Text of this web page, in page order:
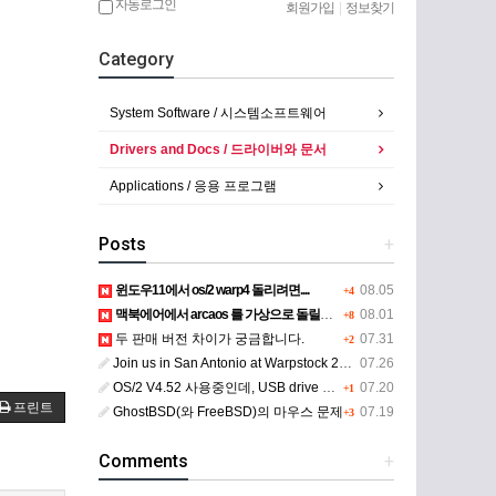
프린트
자동로그인 회원가입 | 정보찾기
Category
System Software / 시스템소프트웨어
Drivers and Docs / 드라이버와 문서
Applications / 응용 프로그램
+
Posts
+4 08.05
윈도우11에서 os/2 warp4 돌리려면....
+8 08.01
맥북에어에서 arcaos 를 가상으로 돌릴려면 어떻게 해야 하는 지요?
+2 07.31
두 판매 버전 차이가 궁금합니다.
07.26
Join us in San Antonio at Warpstock 2026
+1 07.20
OS/2 V4.52 사용중인데, USB drive 사용 가능한지요?
+3 07.19
GhostBSD(와 FreeBSD)의 마우스 문제
+
Comments